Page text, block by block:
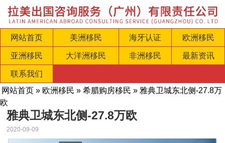
网站首页 美洲移民 海牙认证 欧洲移民
亚洲移民 大洋洲移民 非洲移民 最新资讯
联系我们
网站首页 » 欧洲移民 » 希腊购房移民 » 雅典卫城东北侧-27.8万
欧
雅典卫城东北侧-27.8万欧
2020-09-09